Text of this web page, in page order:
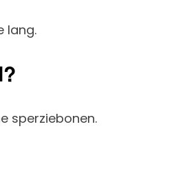
lang.
sperziebonen.